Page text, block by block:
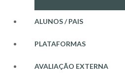
ALUNOS / PAIS
PLATAFORMAS
AVALIAÇÃO EXTERNA